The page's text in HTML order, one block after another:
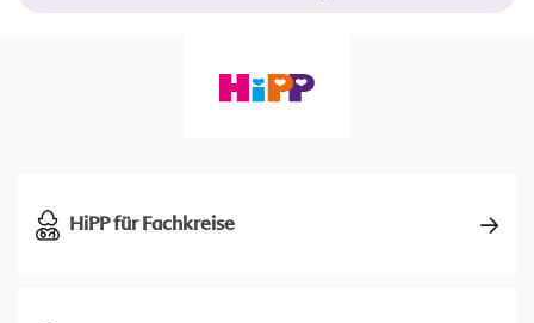
HiPP für Fachkreise